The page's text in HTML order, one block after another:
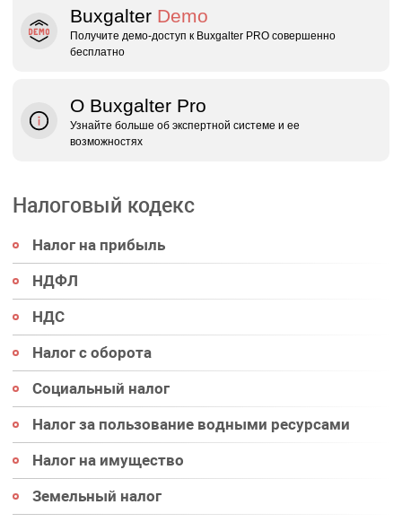
Buxgalter Demo
Получите демо‑доступ к Buxgalter PRO совершенно
бесплатно
О Buxgalter Pro
Узнайте больше об экспертной системе и ее
возможностях
Налоговый кодекс
Налог на прибыль
НДФЛ
НДС
Налог с оборота
Социальный налог
Налог за пользование водными ресурсами
Налог на имущество
Земельный налог